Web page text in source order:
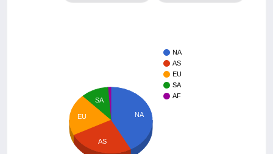
NA
AS
EU
SA
AF
NA
SA
EU
AS